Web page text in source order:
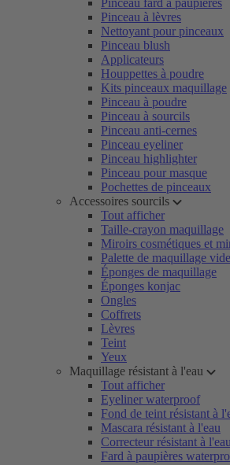
Pinceau fard à paupières
Pinceau à lèvres
Nettoyant pour pinceaux
Pinceau blush
Applicateurs
Houppettes à poudre
Kits pinceaux maquillage
Pinceau à poudre
Pinceau à sourcils
Pinceau anti-cernes
Pinceau eyeliner
Pinceau highlighter
Pinceau pour masque
Pochettes de pinceaux
Accessoires sourcils
Tout afficher
Taille-crayon maquillage
Miroirs cosmétiques et
Palette de maquillage vide
Éponges de maquillage
Éponges konjac
Ongles
Coffrets
Lèvres
Teint
Yeux
Maquillage résistant à l'eau
Tout afficher
Eyeliner waterproof
Fond de teint résistant à
Mascara résistant à l'eau
Correcteur résistant à l'eau
Fard à paupières